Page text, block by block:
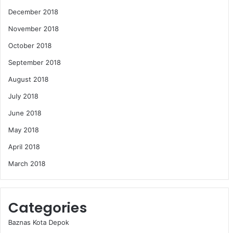
December 2018
November 2018
October 2018
September 2018
August 2018
July 2018
June 2018
May 2018
April 2018
March 2018
Categories
Baznas Kota Depok